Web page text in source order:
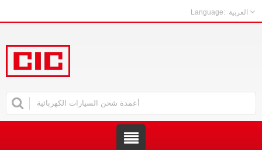
العربية